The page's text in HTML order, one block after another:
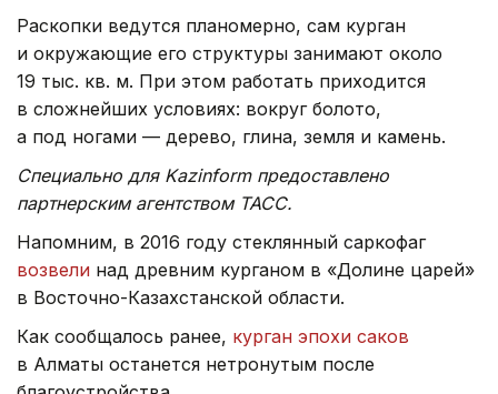
Раскопки ведутся планомерно, сам курган
и окружающие его структуры занимают около
19 тыс. кв. м. При этом работать приходится
в сложнейших условиях: вокруг болото,
а под ногами — дерево, глина, земля и камень.
Специально для Kazinform предоставлено
партнерским агентством ТАСС.
Напомним, в 2016 году стеклянный саркофаг
возвели над древним курганом в «Долине царей»
в Восточно-Казахстанской области.
Как сообщалось ранее, курган эпохи саков
в Алматы останется нетронутым после